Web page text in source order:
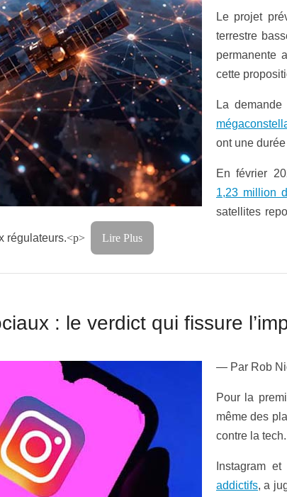
Le projet
terrestre
permanente
cette
La
ont une
En février
1,23 million
satellites
régulateurs.<p> Lire Plus
: le verdict qui fissure
— Par Rob
Pour la
même des
contre la tech.
Instagram
addictifs, a